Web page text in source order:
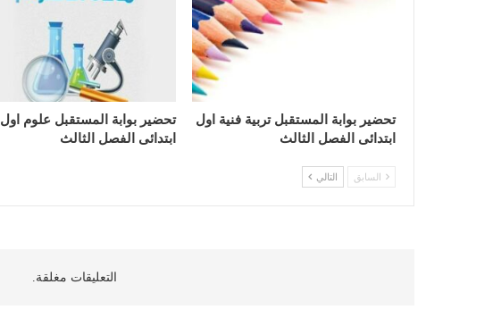
تحضير بوابة المستقبل تربية فنية اول
ابتدائى الفصل الثالث
تحضير بوابة المستقبل علوم اول
ابتدائى الفصل الثالث
السابق التالي
التعليقات مغلقة.